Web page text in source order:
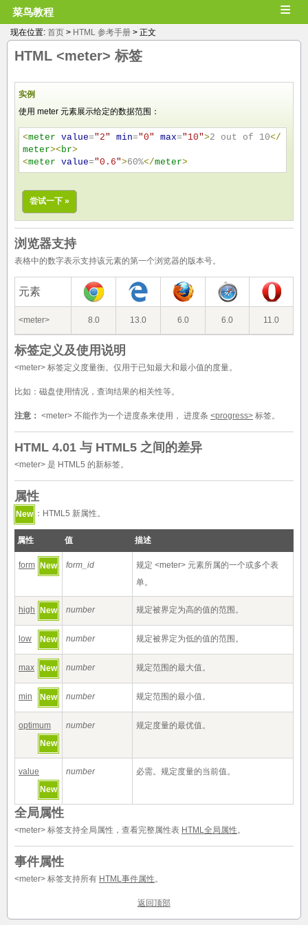
菜鸟教程 ≡
现在位置: 首页 > HTML 参考手册 > 正文
HTML <meter> 标签
实例
使用 meter 元素展示给定的数据范围：
<meter value=" 2" min="0" max=" 10">2 out of 10</
meter><br>
<meter value="0.6">60%</meter>
尝试一下 »
浏览器支持
表格中的数字表示支持该元素的第一个浏览器的版本号。
元素
<meter> 8.0 13.0 6.0 6.0 11.0
标签定义及使用说明
<meter> 标签定义度量衡。仅用于已知最大和最小值的度量。
比如：磁盘使用情况，查询结果的相关性等。
注意： <meter> 不能作为一个进度条来使用， 进度条 <progress> 标签。
HTML 4.01 与 HTML5 之间的差异
<meter> 是 HTML5 的新标签。
属性
New ：HTML5 新属性。
属性 值 描述
form New form_id
规定 <meter> 元素所属的一个或多个表
单。
high New number 规定被界定为高的值的范围。
low New number 规定被界定为低的值的范围。
max New number 规定范围的最大值。
min New number 规定范围的最小值。
optimum
New
number 规定度量的最优值。
value
New
number 必需。规定度量的当前值。
全局属性
<meter> 标签支持全局属性，查看完整属性表 HTML全局属性。
事件属性
<meter> 标签支持所有 HTML事件属性。
返回顶部